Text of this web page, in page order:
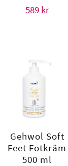
589 kr
Gehwol Soft
Feet Fotkräm
500 ml